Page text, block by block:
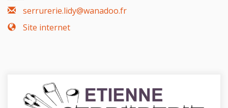
serrurerie.lidy@wanadoo.fr
Site internet